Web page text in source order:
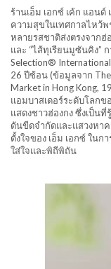
ร้านเอ็ม เอกซ์ เค้ก แอนด์
ความสุขในเทศกาลไหว้
หลายรสชาติส่งตรงจากฮ่
และ “ไส้ทุเรียนมูซันคิง”
Selection®
26 ปีซ้อน (ข้อมูลจาก The
Market in Hong Kong,
แอมบาสเดอร์ระดับโลกข
แสดงชาวฮ่องกง ซึ่งเป็น
ดันขีดจำกัดและแสวงหา
ตั้งใจของ เอ็ม เอกซ์ ใน
ใส่ใจและพิถีพิถัน